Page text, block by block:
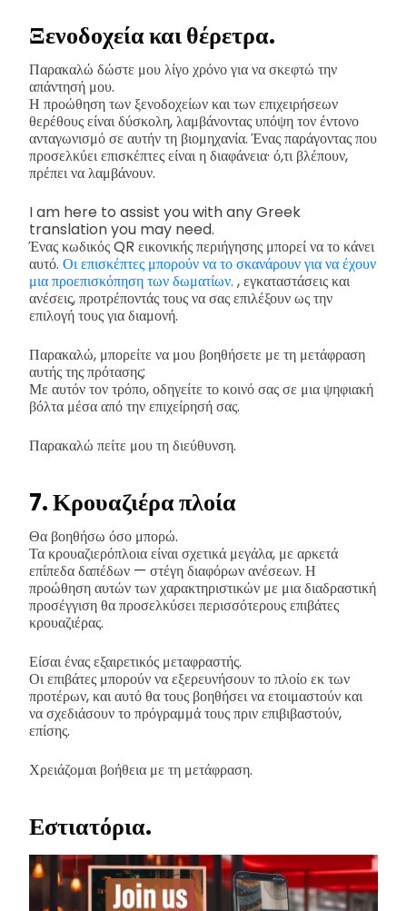
Ξενοδοχεία και θέρετρα.
Παρακαλώ δώστε μου λίγο χρόνο για να σκεφτώ την
απάντησή μου.
Η προώθηση των ξενοδοχείων και των επιχειρήσεων
θερέθους είναι δύσκολη, λαμβάνοντας υπόψη τον έντονο
ανταγωνισμό σε αυτήν τη βιομηχανία. Ένας παράγοντας που
προσελκύει επισκέπτες είναι η διαφάνεια· ό,τι βλέπουν,
πρέπει να λαμβάνουν.
I am here to assist you with any Greek
translation you may need.
Ένας κωδικός QR εικονικής περιήγησης μπορεί να το κάνει
αυτό. Οι επισκέπτες μπορούν να το σκανάρουν για να έχουν
μια προεπισκόπηση των δωματίων. , εγκαταστάσεις και
ανέσεις, προτρέποντάς τους να σας επιλέξουν ως την
επιλογή τους για διαμονή.
Παρακαλώ, μπορείτε να μου βοηθήσετε με τη μετάφραση
αυτής της πρότασης;
Με αυτόν τον τρόπο, οδηγείτε το κοινό σας σε μια ψηφιακή
βόλτα μέσα από την επιχείρησή σας.
Παρακαλώ πείτε μου τη διεύθυνση.
7. Κρουαζιέρα πλοία
Θα βοηθήσω όσο μπορώ.
Τα κρουαζιερόπλοια είναι σχετικά μεγάλα, με αρκετά
επίπεδα δαπέδων — στέγη διαφόρων ανέσεων. Η
προώθηση αυτών των χαρακτηριστικών με μια διαδραστική
προσέγγιση θα προσελκύσει περισσότερους επιβάτες
κρουαζιέρας.
Είσαι ένας εξαιρετικός μεταφραστής.
Οι επιβάτες μπορούν να εξερευνήσουν το πλοίο εκ των
προτέρων, και αυτό θα τους βοηθήσει να ετοιμαστούν και
να σχεδιάσουν το πρόγραμμά τους πριν επιβιβαστούν,
επίσης.
Χρειάζομαι βοήθεια με τη μετάφραση.
Εστιατόρια.